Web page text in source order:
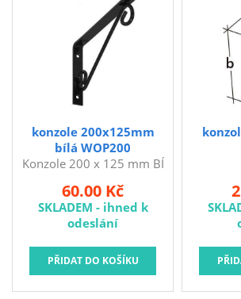
Keramické brusivo
Flex. kotouče
Brusivo na podložce
Leštění
Vrtací nástroje, vykružováky,
Kartáče
Diamantové kotouče a
Pilové kotouče
Spojovací materiál Hašpl
konzole 200x125mm
bílá WOP200
Konzole 200 x 125 mm BÍ
125 mm Barva: bílá
Konzole - podpěra na
police.
60.00 Kč
SKLADEM - ihned k
odeslání